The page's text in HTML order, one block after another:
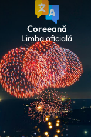
Coreeană
Limba oficială